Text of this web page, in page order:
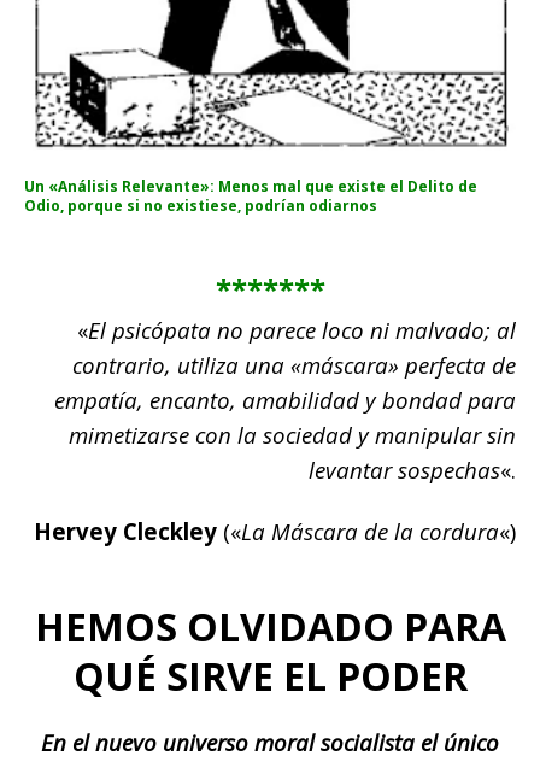
Un «Análisis Relevante»: Menos mal que existe el Delito de
Odio, porque si no existiese, podrían odiarnos
*******
«El psicópata no parece loco ni malvado; al
contrario, utiliza una «máscara» perfecta de
empatía, encanto, amabilidad y bondad para
mimetizarse con la sociedad y manipular sin
levantar sospechas«.
Hervey Cleckley («La Máscara de la cordura«)
HEMOS OLVIDADO PARA
QUÉ SIRVE EL PODER
En el nuevo universo moral socialista el único